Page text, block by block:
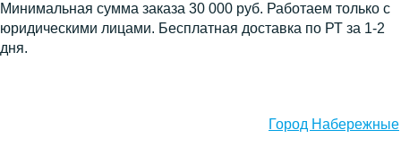
Минимальная сумма заказа 30 000 руб. Работаем только с
юридическими лицами. Бесплатная доставка по РТ за 1-2
дня.
Город Набережные